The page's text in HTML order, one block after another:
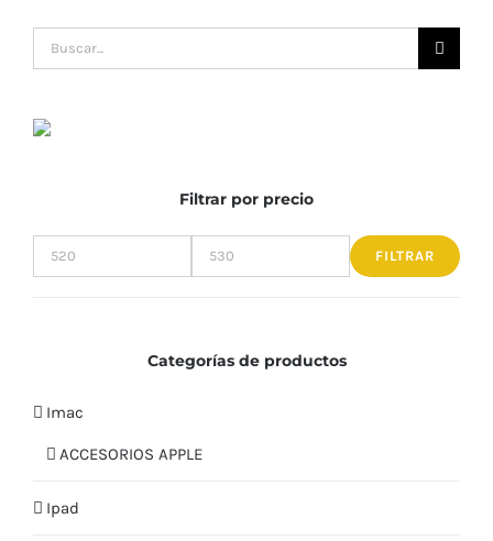
Buscar:
Filtrar por precio
FILTRAR
Categorías de productos
Imac
ACCESORIOS APPLE
Ipad